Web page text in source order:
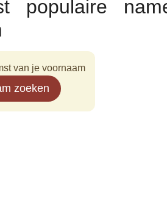
populaire
van je voornaam
zoeken